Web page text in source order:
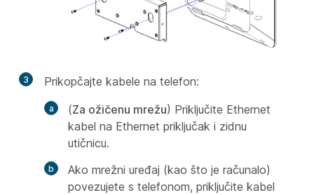
3
Prikopčajte kabele na telefon:
(Za ožičenu mrežu) Priključite Ethernet
kabel na Ethernet priključak i zidnu
utičnicu.
Ako mrežni uređaj (kao što je računalo)
povezujete s telefonom, priključite kabel